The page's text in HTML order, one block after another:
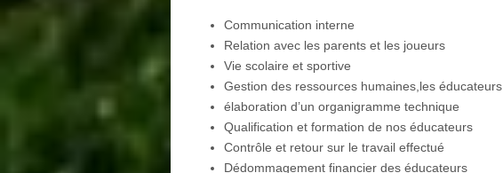
Communication interne
Relation avec les parents et les joueurs
Vie scolaire et sportive
Gestion des ressources humaines,les éducateurs
élaboration d’un organigramme technique
Qualification et formation de nos éducateurs
Contrôle et retour sur le travail effectué
Dédommagement financier des éducateurs